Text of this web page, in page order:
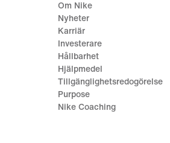
Om Nike
Nyheter
Karriär
Investerare
Hållbarhet
Hjälpmedel
Tillgänglighetsredogörelse
Purpose
Nike Coaching